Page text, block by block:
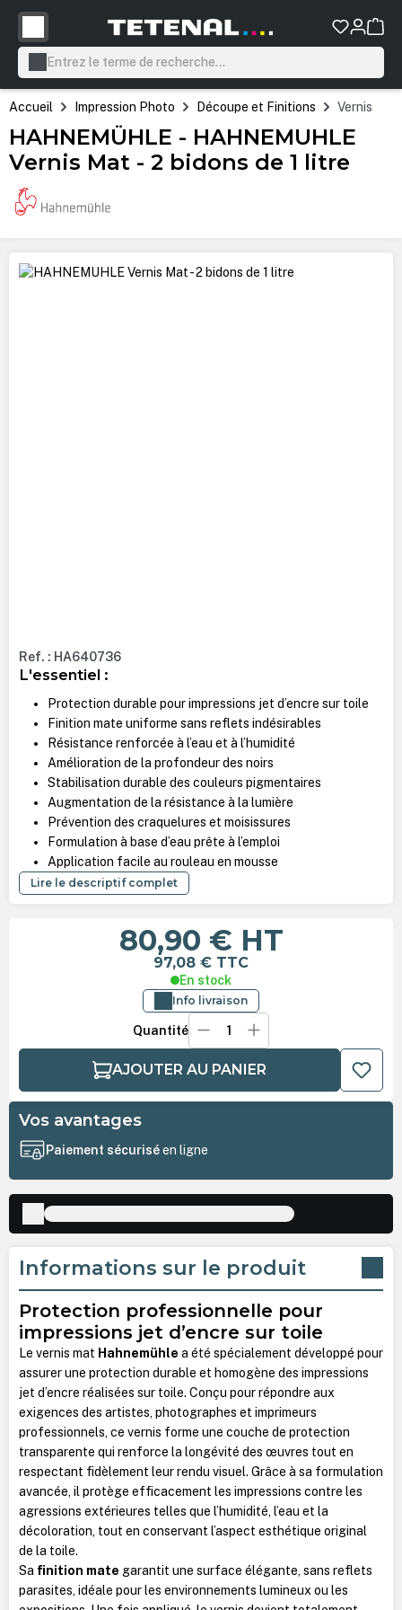
principal
Accueil Impression Photo Découpe et Finitions Vernis
HAHNEMÜHLE - HAHNEMUHLE
Vernis Mat - 2 bidons de 1 litre
Ignorer la galerie d'images
Ref. : HA640736
L'essentiel :
Protection durable pour impressions jet d’encre sur toile
Finition mate uniforme sans reflets indésirables
Résistance renforcée à l’eau et à l’humidité
Amélioration de la profondeur des noirs
Stabilisation durable des couleurs pigmentaires
Augmentation de la résistance à la lumière
Prévention des craquelures et moisissures
Formulation à base d’eau prête à l’emploi
Application facile au rouleau en mousse
Lire le descriptif complet
80,90 € HT
97,08 € TTC
En stock
Info livraison
Quantité
AJOUTER AU PANIER
Vos avantages
Paiement sécuriséen ligne
Informations sur le produit
Protection professionnelle pour
impressions jet d’encre sur toile
Le vernis mat Hahnemühle a été spécialement développé pour
assurer une protection durable et homogène des impressions
jet d’encre réalisées sur toile. Conçu pour répondre aux
exigences des artistes, photographes et imprimeurs
professionnels, ce vernis forme une couche de protection
transparente qui renforce la longévité des œuvres tout en
respectant fidèlement leur rendu visuel. Grâce à sa formulation
avancée, il protège efficacement les impressions contre les
agressions extérieures telles que l’humidité, l’eau et la
décoloration, tout en conservant l’aspect esthétique original
de la toile.
Sa finition mate garantit une surface élégante, sans reflets
parasites, idéale pour les environnements lumineux ou les